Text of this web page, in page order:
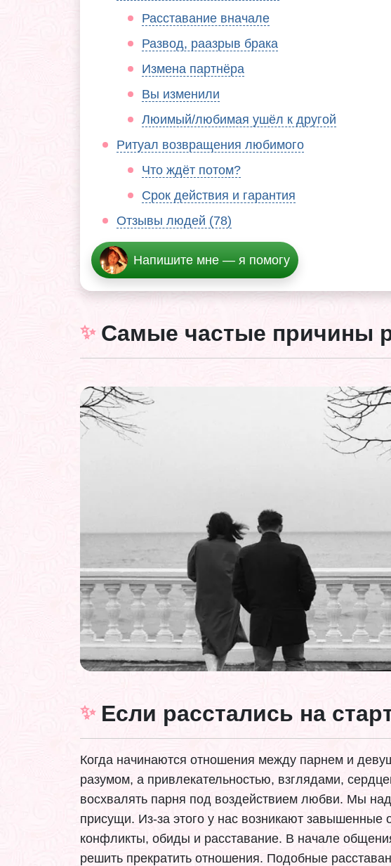
Расставание вначале
Развод, раазрыв брака
Измена партнёра
Вы изменили
Люимый/любимая ушёл к другой
Ритуал возвращения любимого
Что ждёт потом?
Срок действия и гарантия
Отзывы людей (78)
Напишите мне — я помогу
Самые частые причины
Если расстались на
Когда начинаются отношения между парнем и
разумом, а привлекательностью, взглядами,
восхвалять парня под воздействием любви. Мы
присущи. Из-за этого у нас возникают
конфликты, обиды и расставание. В начале
решить прекратить отношения. Подобные